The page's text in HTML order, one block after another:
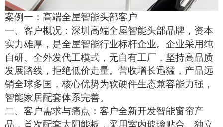
案例一：高端全屋智能头部客户
一、客户概况：深圳高端全屋智能头部品牌，资本
实力雄厚，是全屋智能行业标杆企业。企业采用纯
自研、全外发代工模式，无自有工厂，坚持高品质
发展路线，拒绝低价走量。营收增长迅猛，产品远
销全球多国，核心优势为软硬件生态兼容能力强，
智能家居配套体系完善。
二、客户需求与痛点：客户全新开发智能窗帘产
品，首次配套太阳能板，采用室内玻璃贴合、独立